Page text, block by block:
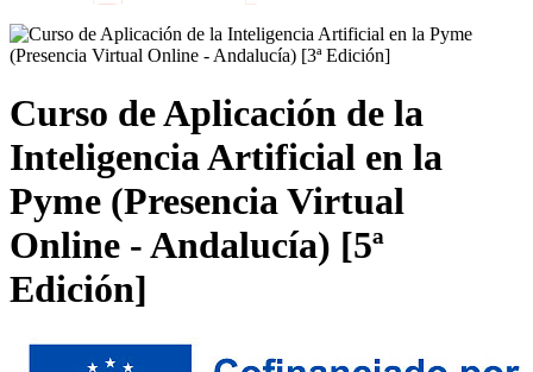
Curso de Aplicación de la
Inteligencia Artificial en la
Pyme (Presencia Virtual
Online - Andalucía) [5ª
Edición]